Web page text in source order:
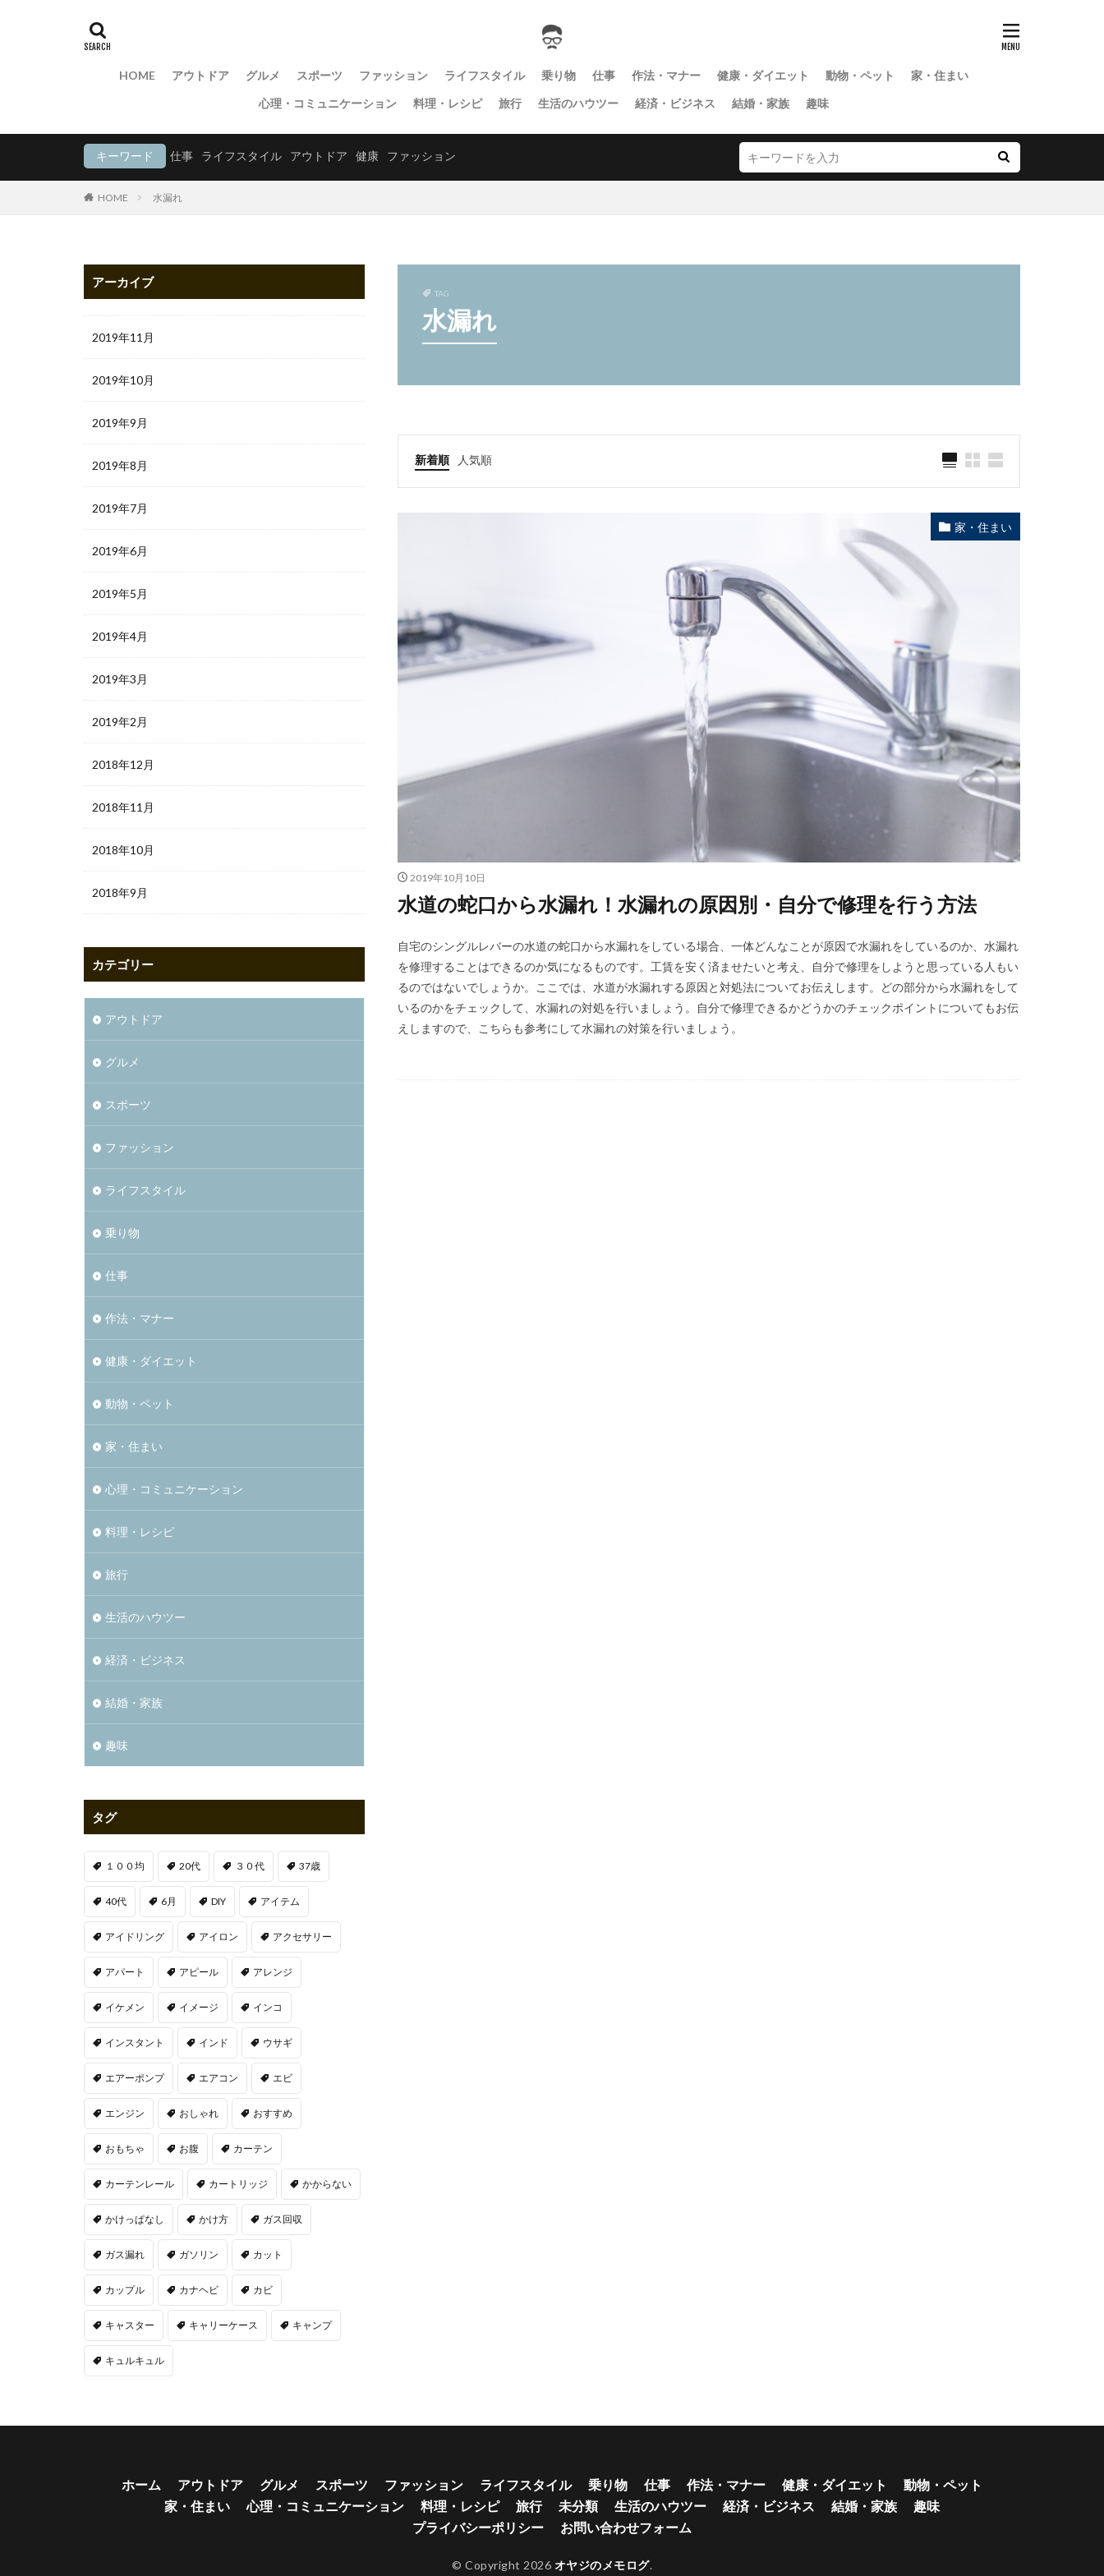
HOME アウトドア グルメ スポーツ ファッション ライフスタイル 乗り物 仕事 作法・マナー 健康・ダイエット 動物・ペット
家・住まい
心理・コミュニケーション
料理・レシピ 旅行 生活のハウツー 経済・ビジネス 結婚・家族 趣味
キーワード 仕事 ライフスタイル アウトドア 健康 ファッション
HOME 水漏れ
TAG
水漏れ
新着順 人気順
家・住まい
2019年10月10日
水道の蛇口から水漏れ！水漏れの原因別・自分で修理を行う方法
自宅のシングルレバーの水道の蛇口から水漏れをしている場合、一体どんなことが原因で水漏れをしているのか、水漏れ
を修理することはできるのか気になるものです。工賃を安く済ませたいと考え、自分で修理をしようと思っている人もい
るのではないでしょうか。ここでは、水道が水漏れする原因と対処法についてお伝えします。どの部分から水漏れをして
いるのかをチェックして、水漏れの対処を行いましょう。自分で修理できるかどうかのチェックポイントについてもお伝
えしますので、こちらも参考にして水漏れの対策を行いましょう。
アーカイブ
2019年11月
2019年10月
2019年9月
2019年8月
2019年7月
2019年6月
2019年5月
2019年4月
2019年3月
2019年2月
2018年12月
2018年11月
2018年10月
2018年9月
カテゴリー
アウトドア
グルメ
スポーツ
ファッション
ライフスタイル
乗り物
仕事
作法・マナー
健康・ダイエット
動物・ペット
家・住まい
心理・コミュニケーション
料理・レシピ
旅行
生活のハウツー
経済・ビジネス
結婚・家族
趣味
タグ
１００均 20代 ３０代 37歳
40代 6月 DIY アイテム
アイドリング アイロン アクセサリー
アパート アピール アレンジ
イケメン イメージ インコ
インスタント インド ウサギ
エアーポンプ エアコン エビ
エンジン おしゃれ おすすめ
おもちゃ お腹 カーテン
カーテンレール カートリッジ かからない
かけっぱなし かけ方 ガス回収
ガス漏れ ガソリン カット
カップル カナヘビ カビ
キャスター キャリーケース キャンプ
キュルキュル
ホーム アウトドア グルメ スポーツ ファッション ライフスタイル 乗り物 仕事 作法・マナー 健康・ダイエット
動物・ペット
家・住まい
心理・コミュニケーション 料理・レシピ 旅行 未分類 生活のハウツー 経済・ビジネス 結婚・家族
趣味
プライバシーポリシー
お問い合わせフォーム
© Copyright 2026 オヤジのメモログ.